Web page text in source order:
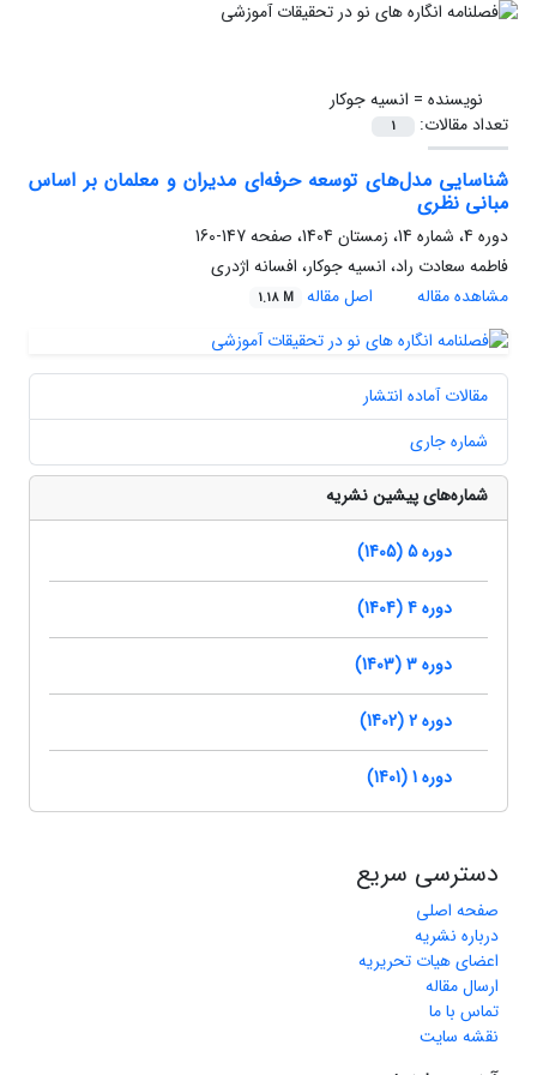
نویسنده = انسیه جوکار
تعداد مقالات:
1
شناسایی مدل‌های توسعه حرفه‌ای مدیران و معلمان بر اساس
مبانی نظری
دوره 4، شماره 14، زمستان 1404، صفحه
147-160
فاطمه سعادت راد، انسیه جوکار، افسانه اژدری
مشاهده مقاله
اصل مقاله 1.18 M
مقالات آماده انتشار
شماره جاری
شماره‌های پیشین نشریه
دوره 5 (1405)
دوره 4 (1404)
دوره 3 (1403)
دوره 2 (1402)
دوره 1 (1401)
دسترسی سریع
صفحه اصلی
درباره نشریه
اعضای هیات تحریریه
ارسال مقاله
تماس با ما
نقشه سایت